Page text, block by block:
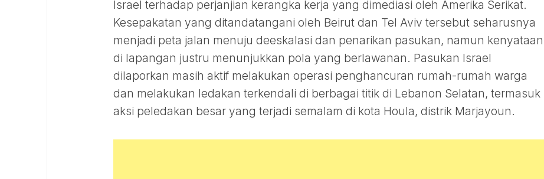
Israel terhadap perjanjian kerangka kerja yang dimediasi oleh Amerika Serikat.
Kesepakatan yang ditandatangani oleh Beirut dan Tel Aviv tersebut seharusnya
menjadi peta jalan menuju deeskalasi dan penarikan pasukan, namun kenyataan
di lapangan justru menunjukkan pola yang berlawanan. Pasukan Israel
dilaporkan masih aktif melakukan operasi penghancuran rumah-rumah warga
dan melakukan ledakan terkendali di berbagai titik di Lebanon Selatan, termasuk
aksi peledakan besar yang terjadi semalam di kota Houla, distrik Marjayoun.